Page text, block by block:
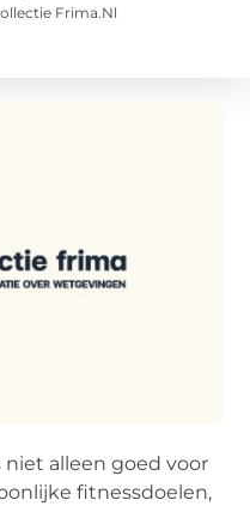
Frima.nl
niet alleen goed voor
fitnessdoelen,